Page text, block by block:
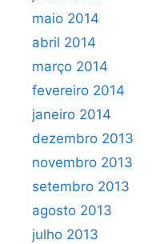
maio 2014
abril 2014
março 2014
fevereiro 2014
janeiro 2014
dezembro 2013
novembro 2013
setembro 2013
agosto 2013
julho 2013